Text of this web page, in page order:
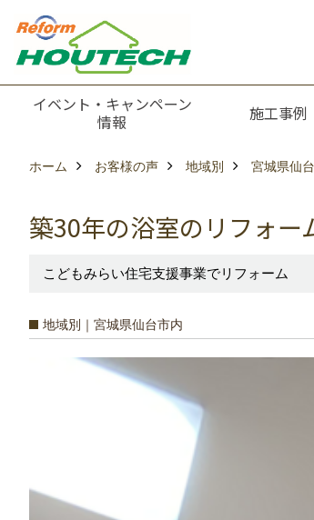
イベント・キャンペーン
情報
施工事例
ホーム お客様の声 地域別 宮城県仙
築30年の浴室のリフォー
こどもみらい住宅支援事業でリフォーム
地域別｜宮城県仙台市内